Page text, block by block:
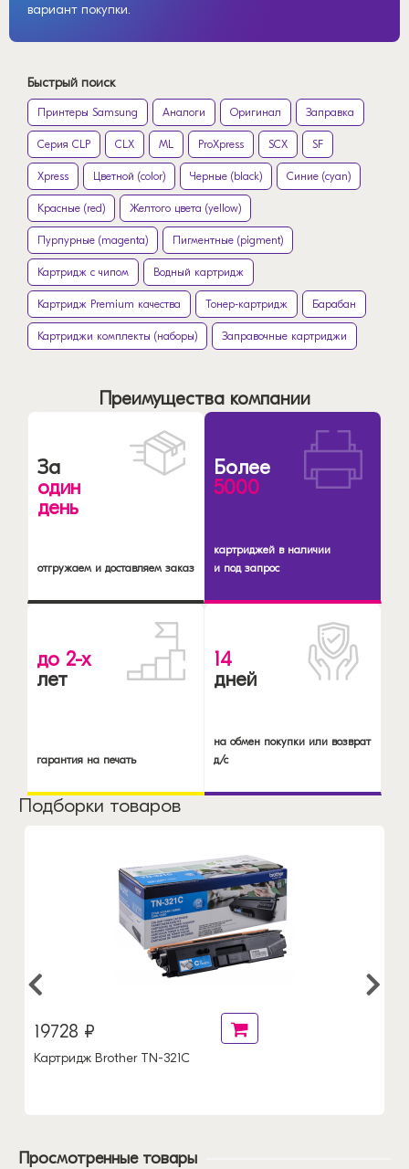
вариант покупки.
Быстрый поиск
Принтеры Samsung Аналоги Оригинал Заправка
Серия CLP CLX ML ProXpress SCX SF
Xpress Цветной (color) Черные (black) Синие (cyan)
Красные (red) Желтого цвета (yellow)
Пурпурные (magenta) Пигментные (pigment)
Картридж с чипом Водный картридж
Картридж Premium качества Тонер-картридж Барабан
Картриджи комплекты (наборы) Заправочные картриджи
Преимущества компании
За
один
день
отгружаем и доставляем заказ
Более
5000
картриджей в наличии
и под запрос
до 2-х
лет
гарантия на печать
14
дней
на обмен покупки или возврат
д/с
Подборки товаров
19728 ₽
Картридж Brother TN-321C
Просмотренные товары